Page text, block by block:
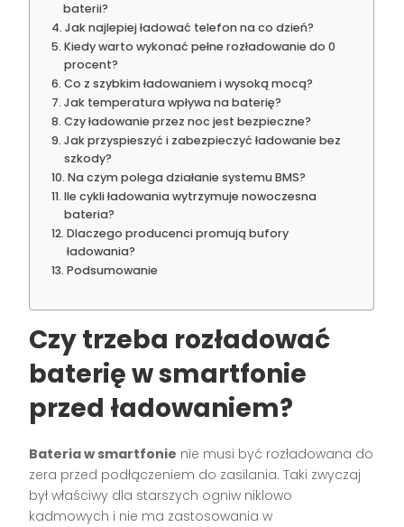
baterii?
Jak najlepiej ładować telefon na co dzień?
Kiedy warto wykonać pełne rozładowanie do 0
procent?
Co z szybkim ładowaniem i wysoką mocą?
Jak temperatura wpływa na baterię?
Czy ładowanie przez noc jest bezpieczne?
Jak przyspieszyć i zabezpieczyć ładowanie bez
szkody?
Na czym polega działanie systemu BMS?
Ile cykli ładowania wytrzymuje nowoczesna
bateria?
Dlaczego producenci promują bufory
ładowania?
Podsumowanie
Czy trzeba rozładować
baterię w smartfonie
przed ładowaniem?
Bateria w smartfonie nie musi być rozładowana do
zera przed podłączeniem do zasilania. Taki zwyczaj
był właściwy dla starszych ogniw niklowo
kadmowych i nie ma zastosowania w